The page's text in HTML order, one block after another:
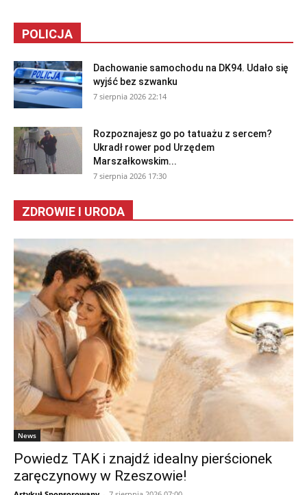
POLICJA
Dachowanie samochodu na DK94. Udało się
wyjść bez szwanku
7 sierpnia 2026 22:14
Rozpoznajesz go po tatuażu z sercem?
Ukradł rower pod Urzędem
Marszałkowskim...
7 sierpnia 2026 17:30
ZDROWIE I URODA
News
Powiedz TAK i znajdź idealny pierścionek
zaręczynowy w Rzeszowie!